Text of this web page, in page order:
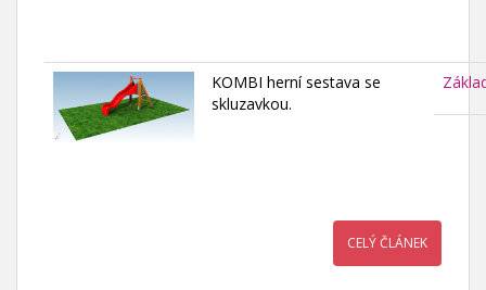
KOMBI herní sestava se
skluzavkou.
CELÝ ČLÁNEK